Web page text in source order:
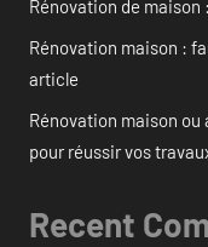
Rénovation de maison
Rénovation maison :
article
Rénovation maison
pour réussir vos
Recent